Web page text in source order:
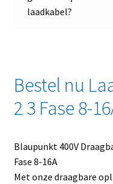
laadkabel?
Bestel nu
2 3 Fase 8-
Blaupunkt 400V
Fase 8-16A
Met onze draagbare